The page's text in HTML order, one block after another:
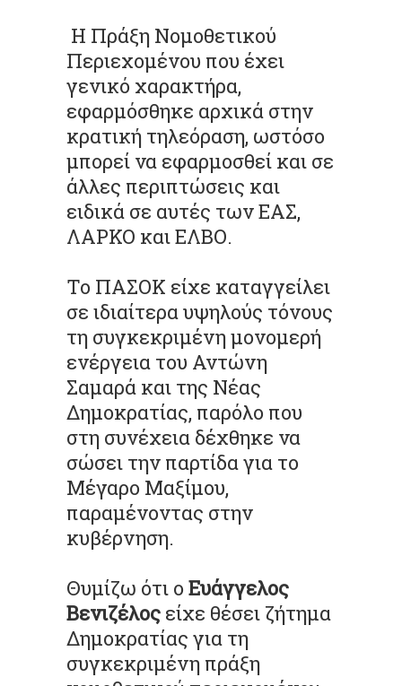
Η Πράξη Νομοθετικού
Περιεχομένου που έχει
γενικό χαρακτήρα,
εφαρμόσθηκε αρχικά στην
κρατική τηλεόραση, ωστόσο
μπορεί να εφαρμοσθεί και σε
άλλες περιπτώσεις και
ειδικά σε αυτές των ΕΑΣ,
ΛΑΡΚΟ και ΕΛΒΟ.
Το ΠΑΣΟΚ είχε καταγγείλει
σε ιδιαίτερα υψηλούς τόνους
τη συγκεκριμένη μονομερή
ενέργεια του Αντώνη
Σαμαρά και της Νέας
Δημοκρατίας, παρόλο που
στη συνέχεια δέχθηκε να
σώσει την παρτίδα για το
Μέγαρο Μαξίμου,
παραμένοντας στην
κυβέρνηση.
Θυμίζω ότι ο Ευάγγελος
Βενιζέλος είχε θέσει ζήτημα
Δημοκρατίας για τη
συγκεκριμένη πράξη